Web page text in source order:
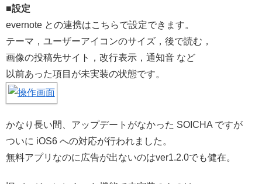
■設定
evernote との連携はこちらで設定できます。
テーマ，ユーザーアイコンのサイズ，後で読む，
画像の投稿先サイト，改行表示，通知音 など
以前あった項目が未実装の状態です。
かなり長い間、アップデートがなかった SOICHA ですが
ついに iOS6 への対応が行われました。
無料アプリなのに広告が出ないのはver1.2.0でも健在。